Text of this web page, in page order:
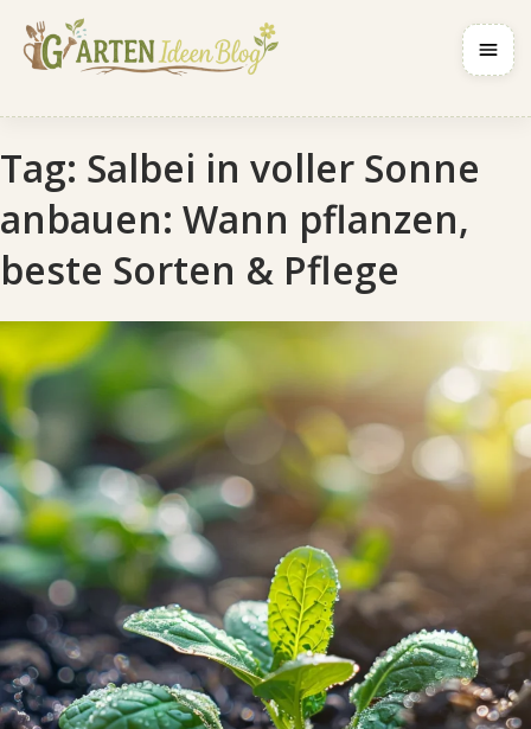
Tag: Salbei in voller Sonne
anbauen: Wann pflanzen,
beste Sorten & Pflege